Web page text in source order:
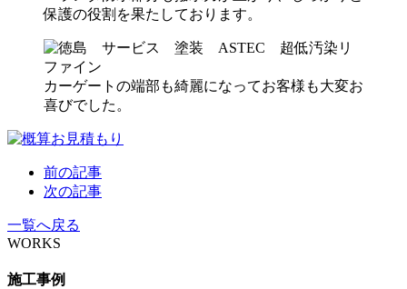
保護の役割を果たしております。
カーゲートの端部も綺麗になってお客様も大変お
喜びでした。
前の記事
次の記事
一覧へ戻る
WORKS
施工事例